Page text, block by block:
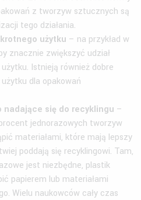
z tworzyw sztucznych są
tego działania.
użytku – na przykład w
znacznie zwiększyć udział
Istnieją również dobre
dla opakowań
nadające się do recyklingu –
jednorazowych tworzyw
materiałami, które mają lepszy
poddają się recyklingowi. Tam,
jest niezbędne, plastik
papierem lub materiałami
Wielu naukowców cały czas